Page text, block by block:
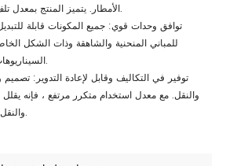
الأمطار. يتميز المنتج بمعدل تلف منخفض وعمر خدمة طويل.
للمباني المنحنية والشاهقة وذات الشكل
السيناريوهات الهندسية المعقدة المتنوعة.
والنقل. مع معدل استخدام متكرر مرتفع ، فإنه
والنقل الإجمالية للمشاريع الهندسية.